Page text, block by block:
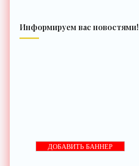
Информируем вас новостями!
ДОБАВИТЬ БАННЕР